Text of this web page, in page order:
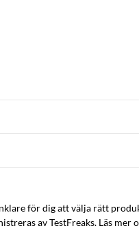
för dig att välja rätt
av TestFreaks. Läs